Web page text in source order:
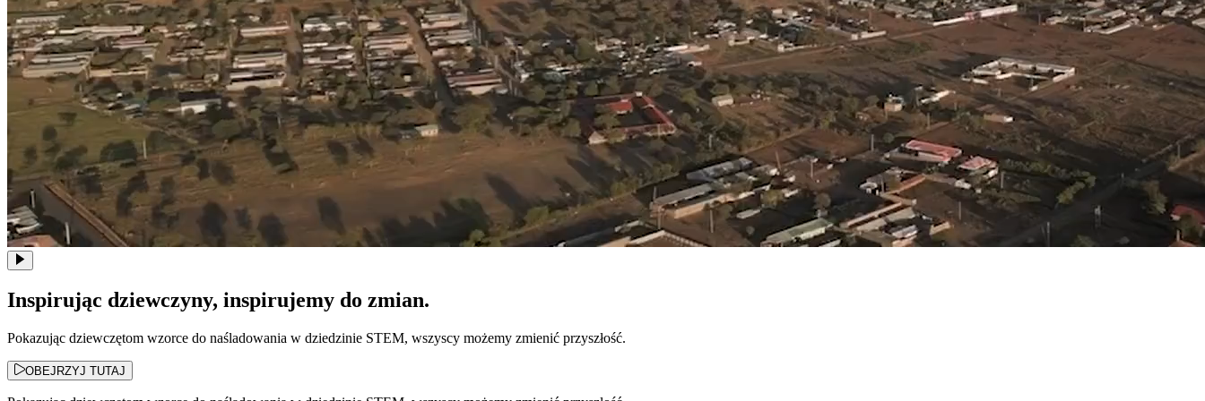
Inspirując dziewczyny, inspirujemy do zmian.
Pokazując dziewczętom wzorce do naśladowania w dziedzinie STEM, wszyscy możemy zmienić przyszłość.
OBEJRZYJ TUTAJ